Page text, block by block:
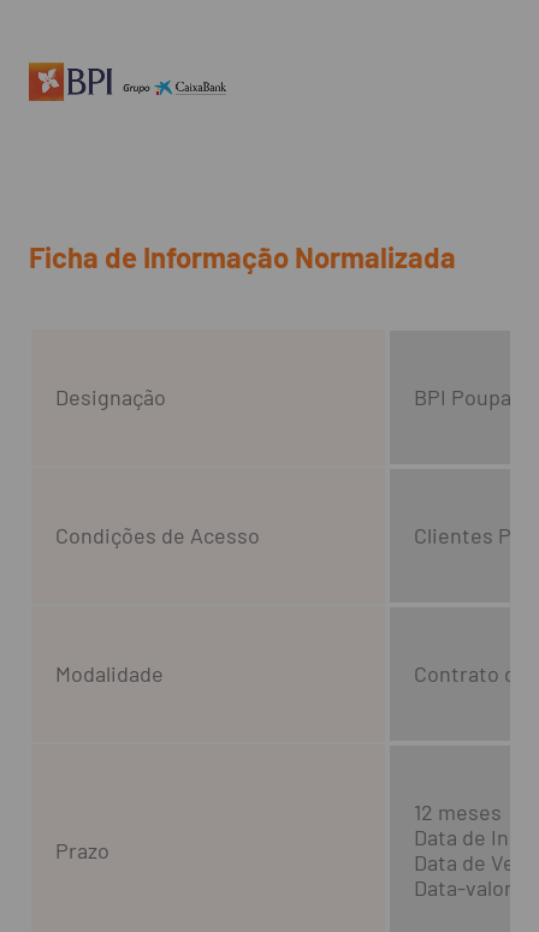
Ficha de Informação Normalizada
Designação BPI
Condições de Acesso Clientes
Modalidade Contrato de
Prazo
12 meses
Data de
Data de
Data-valor